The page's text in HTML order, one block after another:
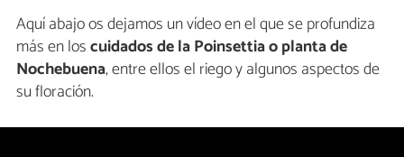
Aquí abajo os dejamos un vídeo en el que se profundiza
más en loscuidados de la Poinsettia o planta de
Nochebuena, entre ellos el riego y algunos aspectos de
su floración.